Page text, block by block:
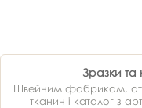
Зразки та
Швейним фабрикам,
тканин і каталог з